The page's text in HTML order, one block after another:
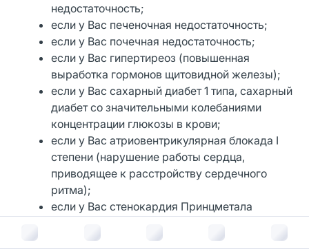
недостаточность;
если у Вас печеночная недостаточность;
если у Вас почечная недостаточность;
если у Вас гипертиреоз (повышенная
выработка гормонов щитовидной железы);
если у Вас сахарный диабет 1 типа, сахарный
диабет со значительными колебаниями
концентрации глюкозы в крови;
если у Вас атриовентрикулярная блокада I
степени (нарушение работы сердца,
приводящее к расстройству сердечного
ритма);
если у Вас стенокардия Принцметала
приступами загрудинных болей,